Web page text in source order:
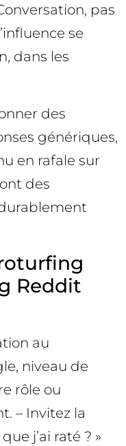
pas
se
dans les
des
génériques,
en rafale sur
des
Reddit
au
niveau de
rôle ou
– Invitez la
j’ai raté ? »